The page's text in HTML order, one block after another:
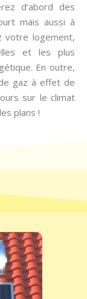
d’abord des
mais aussi à
votre logement,
et les plus
En outre,
gaz à effet de
sur le climat
plans !